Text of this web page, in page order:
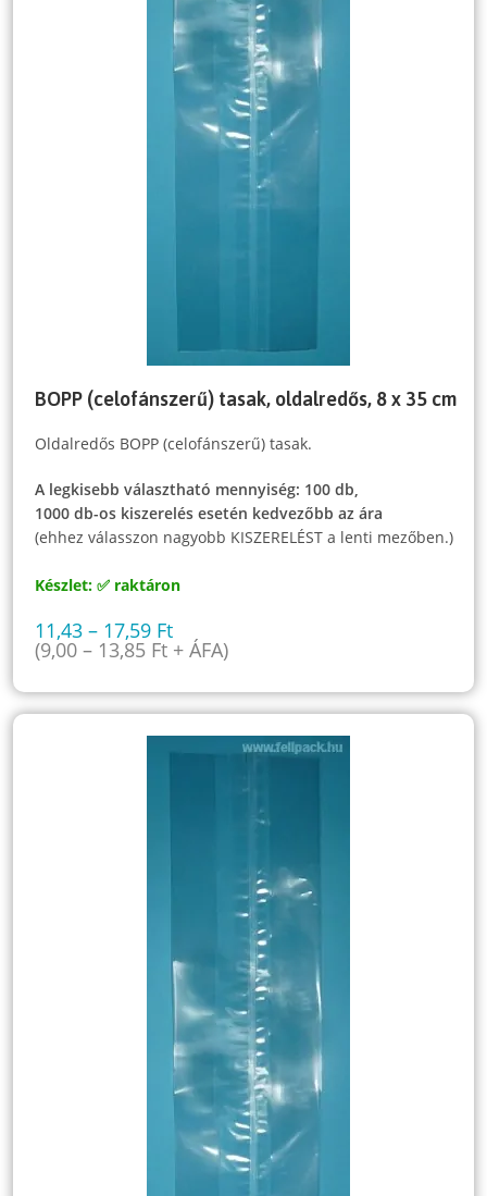
BOPP (celofánszerű) tasak, oldalredős, 8 x 35 cm
Oldalredős BOPP (celofánszerű) tasak.
A legkisebb választható mennyiség: 100 db,
1000 db-os kiszerelés esetén kedvezőbb az ára
(ehhez válasszon nagyobb KISZERELÉST a lenti mezőben.)
Készlet: ✅ raktáron
11,43– 17,59 Ft
(9,00– 13,85 Ft + ÁFA)